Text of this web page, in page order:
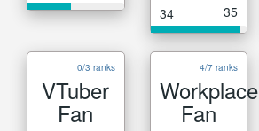
34 35
0/3 ranks
VTuber
Fan
4/7 ranks
Workplace
Fan